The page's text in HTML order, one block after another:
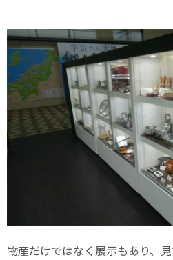
物産だけではなく展示もあり、